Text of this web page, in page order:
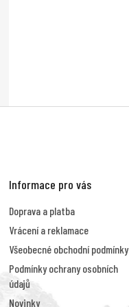
Informace pro vás
Doprava a platba
Vrácení a reklamace
Všeobecné obchodní podmínky
Podmínky ochrany osobních
údajů
Novinky